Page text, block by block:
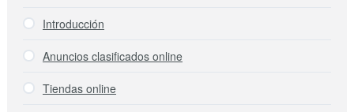
Introducción
Anuncios clasificados online
Tiendas online